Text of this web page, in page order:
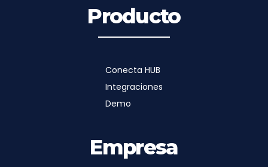
Producto
Conecta HUB
Integraciones
Demo
Empresa